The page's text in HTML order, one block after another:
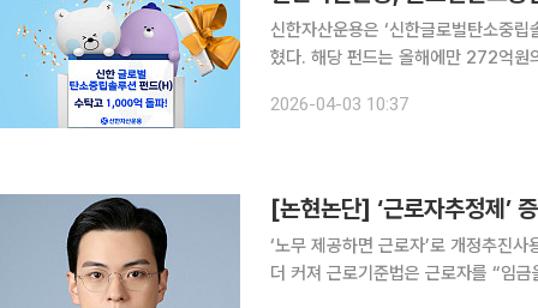
신한자산운용은 ‘신한글로벌탄소중
혔다. 해당 펀드는 올해에만 272억원의 자금이 유입되며 1051억원 규모로 성장했다. 같은 기간 해
된 흐름은 신한자산운용의 두드러진
2026-04-03 10:37
[논현논단] ‘근로자추정제’
‘노무 제공하면 근로자’로 개정추진
더 커져 근로기준법은 근로자를 “임금을 목적으로 사업이나 사업장에 근로를 제공하는 사람”으로